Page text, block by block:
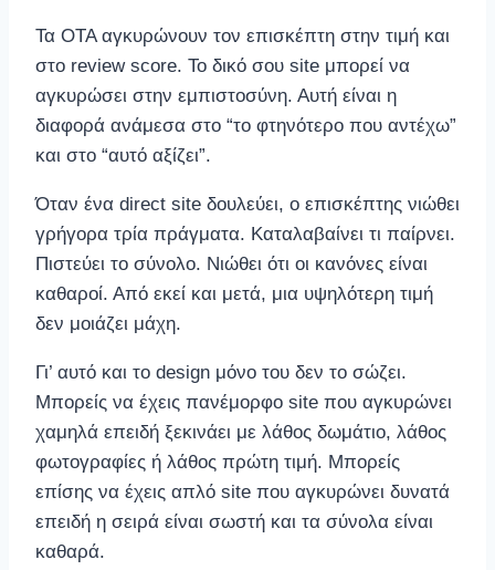
Τα OTA αγκυρώνουν τον επισκέπτη στην τιμή και
στο review score. Το δικό σου site μπορεί να
αγκυρώσει στην εμπιστοσύνη. Αυτή είναι η
διαφορά ανάμεσα στο “το φτηνότερο που αντέχω”
και στο “αυτό αξίζει”.
Όταν ένα direct site δουλεύει, ο επισκέπτης νιώθει
γρήγορα τρία πράγματα. Καταλαβαίνει τι παίρνει.
Πιστεύει το σύνολο. Νιώθει ότι οι κανόνες είναι
καθαροί. Από εκεί και μετά, μια υψηλότερη τιμή
δεν μοιάζει μάχη.
Γι’ αυτό και το design μόνο του δεν το σώζει.
Μπορείς να έχεις πανέμορφο site που αγκυρώνει
χαμηλά επειδή ξεκινάει με λάθος δωμάτιο, λάθος
φωτογραφίες ή λάθος πρώτη τιμή. Μπορείς
επίσης να έχεις απλό site που αγκυρώνει δυνατά
επειδή η σειρά είναι σωστή και τα σύνολα είναι
καθαρά.